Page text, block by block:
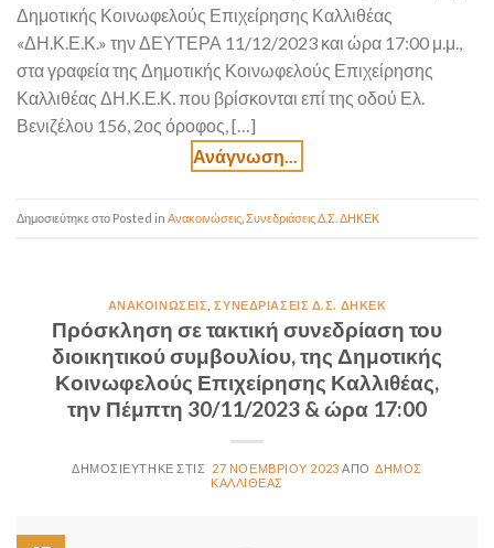
Δημοτικής Κοινωφελούς Επιχείρησης Καλλιθέας
«ΔΗ.Κ.Ε.Κ.» την ΔΕΥΤΕΡΑ 11/12/2023 και ώρα 17:00 μ.μ.,
στα γραφεία της Δημοτικής Κοινωφελούς Επιχείρησης
Καλλιθέας ΔΗ.Κ.Ε.Κ. που βρίσκονται επί της οδού Ελ.
Βενιζέλου 156, 2ος όροφος, […]
Posted in Ανακοινώσεις Συνεδριάσεις Δ.Σ. ΔΗΚΕΚ
ΑΝΑΚΟΙΝΏΣΕΙΣ ,ΣΥΝΕΔΡΙΆΣΕΙΣ Δ.Σ. ΔΗΚΕΚ
Πρόσκληση σε τακτική συνεδρίαση του
διοικητικού συμβουλίου, της Δημοτικής
Κοινωφελούς Επιχείρησης Καλλιθέας,
την Πέμπτη 30/11/2023 & ώρα 17:00
27 ΝΟΕΜΒΡΊΟΥ 2023
ΔΉΜΟΣ
ΚΑΛΛΙΘΈΑΣ